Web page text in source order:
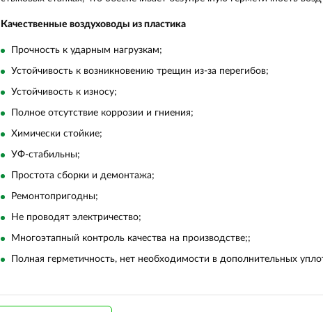
Качественные воздуховоды из пластика
Прочность к ударным нагрузкам;
Устойчивость к возникновению трещин из-за перегибов;
Устойчивость к износу;
Полное отсутствие коррозии и гниения;
Химически стойкие;
УФ-стабильны;
Простота сборки и демонтажа;
Ремонтопригодны;
Не проводят электричество;
Многоэтапный контроль качества на производстве;;
Полная герметичность, нет необходимости в дополнительных